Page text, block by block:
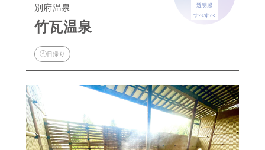
透明感
すべすべ
別府温泉
竹瓦温泉
日帰り